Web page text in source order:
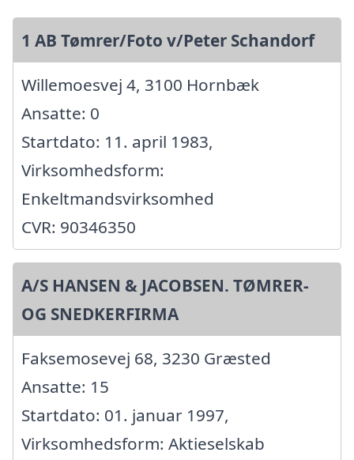
1 AB Tømrer/Foto v/Peter Schandorf
Willemoesvej 4, 3100 Hornbæk
Ansatte: 0
Startdato: 11. april 1983,
Virksomhedsform:
Enkeltmandsvirksomhed
CVR: 90346350
A/S HANSEN & JACOBSEN. TØMRER-
OG SNEDKERFIRMA
Faksemosevej 68, 3230 Græsted
Ansatte: 15
Startdato: 01. januar 1997,
Virksomhedsform: Aktieselskab